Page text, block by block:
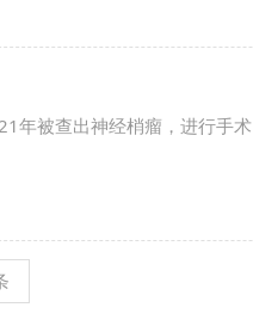
年被查出神经梢瘤，进行手术